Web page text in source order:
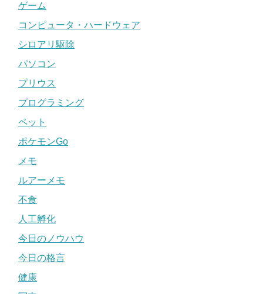
ゲーム
コンピュータ・ハードウェア
シロアリ駆除
パソコン
プリウス
プログラミング
ペット
ポケモンGo
メモ
ルアーメモ
不食
人工孵化
今日のノウハウ
今日の格言
健康